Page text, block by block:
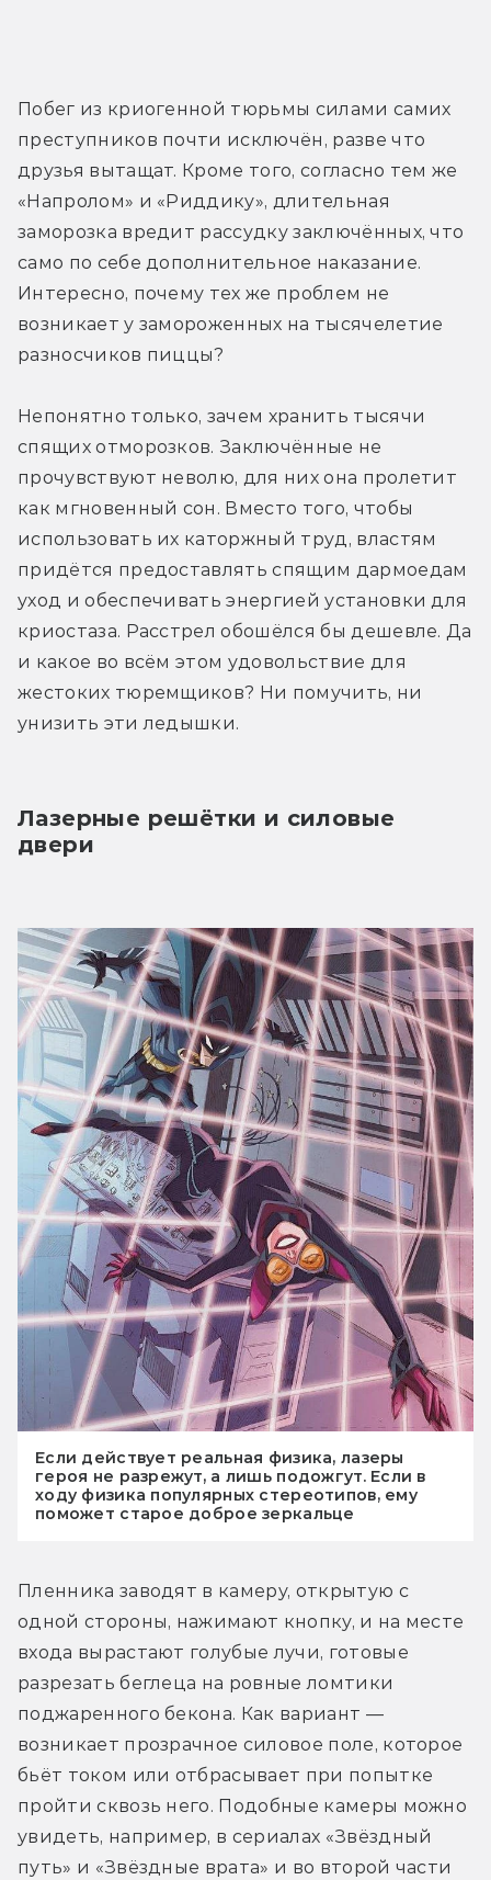
Побег из криогенной тюрьмы силами самих
преступников почти исключён, разве что
друзья вытащат. Кроме того, согласно тем же
«Напролом» и «Риддику», длительная
заморозка вредит рассудку заключённых, что
само по себе дополнительное наказание.
Интересно, почему тех же проблем не
возникает у замороженных на тысячелетие
разносчиков пиццы?
Непонятно только, зачем хранить тысячи
спящих отморозков. Заключённые не
прочувствуют неволю, для них она пролетит
как мгновенный сон. Вместо того, чтобы
использовать их каторжный труд, властям
придётся предоставлять спящим дармоедам
уход и обеспечивать энергией установки для
криостаза. Расстрел обошёлся бы дешевле. Да
и какое во всём этом удовольствие для
жестоких тюремщиков? Ни помучить, ни
унизить эти ледышки.
Лазерные решётки и силовые
двери
Если действует реальная физика, лазеры
героя не разрежут, а лишь подожгут. Если в
ходу физика популярных стереотипов, ему
поможет старое доброе зеркальце
Пленника заводят в камеру, открытую с
одной стороны, нажимают кнопку, и на месте
входа вырастают голубые лучи, готовые
разрезать беглеца на ровные ломтики
поджаренного бекона. Как вариант —
возникает прозрачное силовое поле, которое
бьёт током или отбрасывает при попытке
пройти сквозь него. Подобные камеры можно
увидеть, например, в сериалах «Звёздный
путь» и «Звёздные врата» и во второй части